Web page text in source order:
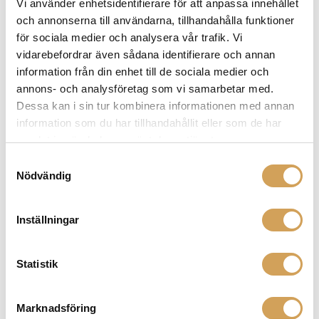
Vi använder enhetsidentifierare för att anpassa innehållet
och annonserna till användarna, tillhandahålla funktioner
för sociala medier och analysera vår trafik. Vi
vidarebefordrar även sådana identifierare och annan
information från din enhet till de sociala medier och
annons- och analysföretag som vi samarbetar med.
Dessa kan i sin tur kombinera informationen med annan
information som du har tillhandahållit eller som de har
samlat in när du har använt deras tjänster.
Nödvändig
Inställningar
Statistik
Marknadsföring
flera
varianter.
De
olika
alternativen
kan
väljas
på
produktsidan
Arylic LP10
ARYLIC